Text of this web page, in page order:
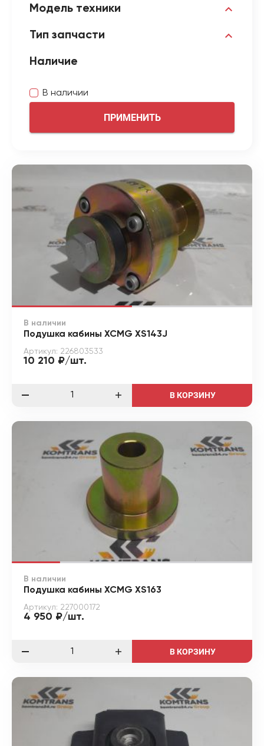
Модель техники
Тип запчасти
Наличие
В наличии
ПРИМЕНИТЬ
В наличии
Подушка кабины XCMG XS143J
Артикул: 226803533
10 210 ₽/шт.
В КОРЗИНУ
В наличии
Подушка кабины XCMG XS163
Артикул: 227000172
4 950 ₽/шт.
В КОРЗИНУ